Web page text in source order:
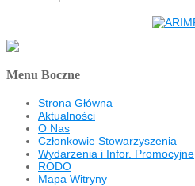
Menu Boczne
Strona Główna
Aktualności
O Nas
Członkowie Stowarzyszenia
Wydarzenia i Infor. Promocyjne
RODO
Mapa Witryny